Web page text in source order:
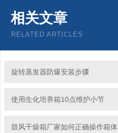
相关文章
RELATED ARTICLES
旋转蒸发器防爆安装步骤
使用生化培养箱10点维护小节
鼓风干燥箱厂家如何正确操作箱体